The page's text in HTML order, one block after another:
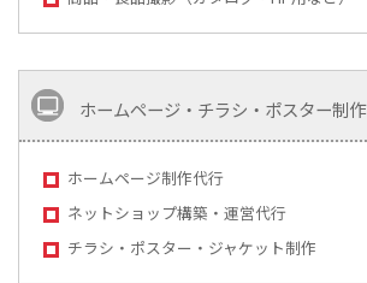
ホームページ・チラシ・ポスター制作
ホームページ制作代行
ネットショップ構築・運営代行
チラシ・ポスター・ジャケット制作